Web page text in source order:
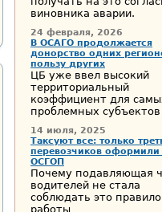
виновника аварии.
24 февраля, 2026
В ОСАГО продолжается
донорство одних
пользу других
ЦБ уже ввел высокий
территориальный
коэффициент для
проблемных субъектов
14 июля, 2025
Таксуют все: только
перевозчиков оформили
ОСГОП
Почему подавляющая
водителей не стала
соблюдать это
работы